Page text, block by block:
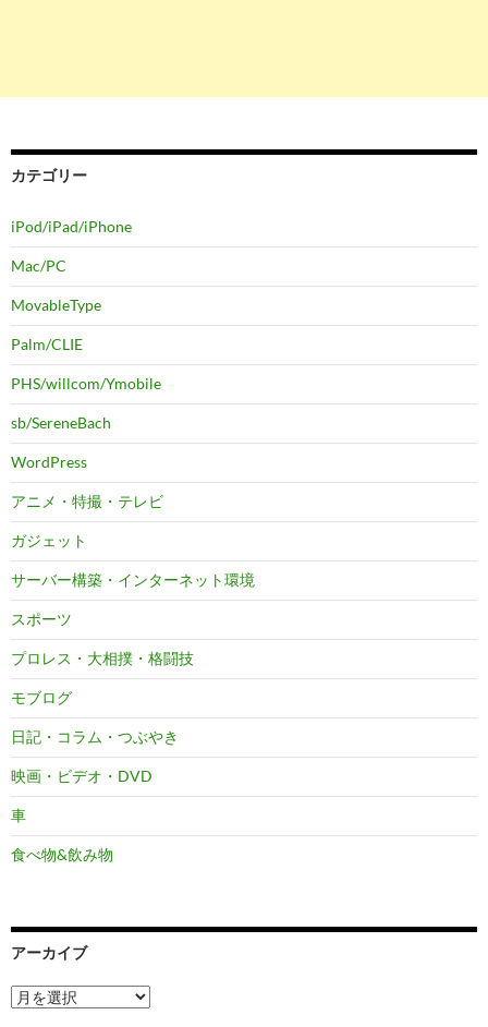
カテゴリー
iPod/iPad/iPhone
Mac/PC
MovableType
Palm/CLIE
PHS/willcom/Ymobile
sb/SereneBach
WordPress
アニメ・特撮・テレビ
ガジェット
サーバー構築・インターネット環境
スポーツ
プロレス・大相撲・格闘技
モブログ
日記・コラム・つぶやき
映画・ビデオ・DVD
車
食べ物&飲み物
アーカイブ
ア
ー